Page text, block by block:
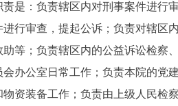
：负责辖区内对刑事案件进行
行审查，提起公诉；负责对辖区
等；负责辖区内的公益诉讼检察
办公室日常工作；负责本院的党
资装备工作；负责由上级人民检